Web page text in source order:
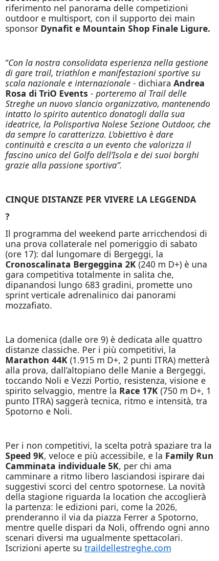
riferimento nel panorama delle competizioni
outdoor e multisport, con il supporto dei main
sponsor Dynafit e Mountain Shop Finale Ligure.
“Con la nostra consolidata esperienza nella gestione
di gare trail, triathlon e manifestazioni sportive su
scala nazionale e internazionale - dichiara Andrea
Rosa di TriO Events - porteremo al Trail delle
Streghe un nuovo slancio organizzativo, mantenendo
intatto lo spirito autentico donatogli dalla sua
ideatrice, la Polisportiva Nolese Sezione Outdoor, che
da sempre lo caratterizza. L’obiettivo è dare
continuità e crescita a un evento che valorizza il
fascino unico del Golfo dell’Isola e dei suoi borghi
grazie alla passione sportiva”.
CINQUE DISTANZE PER VIVERE LA LEGGENDA
?
Il programma del weekend parte arricchendosi di
una prova collaterale nel pomeriggio di sabato
(ore 17): dal lungomare di Bergeggi, la
Cronoscalinata Bergeggina 2K(240 m D+) è una
gara competitiva totalmente in salita che,
dipanandosi lungo 683 gradini, promette uno
sprint verticale adrenalinico dai panorami
mozzafiato.
La domenica (dalle ore 9) è dedicata alle quattro
distanze classiche. Per i più competitivi, la
Marathon 44K(1.915 m D+, 2 punti ITRA) metterà
alla prova, dall’altopiano delle Manie a Bergeggi,
toccando Noli e Vezzi Portio, resistenza, visione e
spirito selvaggio, mentre la Race 17K(750 m D+, 1
punto ITRA) saggerà tecnica, ritmo e intensità, tra
Spotorno e Noli.
Per i non competitivi, la scelta potrà spaziare tra la
Speed 9K, veloce e più accessibile, e la Family Run
Camminata individuale 5K, per chi ama
camminare a ritmo libero lasciandosi ispirare dai
suggestivi scorci del centro spotornese. La novità
della stagione riguarda la location che accoglierà
la partenza: le edizioni pari, come la 2026,
prenderanno il via da piazza Ferrer a Spotorno,
mentre quelle dispari da Noli, offrendo ogni anno
scenari diversi ma ugualmente spettacolari.
Iscrizioni aperte su traildellestreghe.com